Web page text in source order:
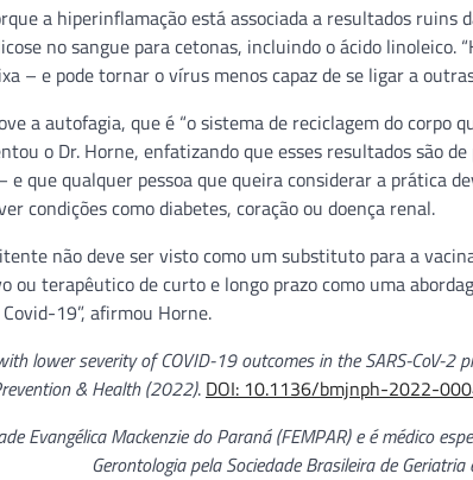
a hiperinflamação está associada a resultados ruins
no sangue para cetonas, incluindo o ácido linoleico.
– e pode tornar o vírus menos capaz de se ligar a
a autofagia, que é “o sistema de reciclagem do corpo
o Dr. Horne, enfatizando que esses resultados são de
que qualquer pessoa que queira considerar a prática
condições como diabetes, coração ou doença renal.
não deve ser visto como um substituto para a
ou terapêutico de curto e longo prazo como uma
19”, afirmou Horne.
lower severity of COVID-19 outcomes in the SARS-CoV-2
& Health(2022). DOI: 10.1136/bmjnph-2022-
Evangélica Mackenzie do Paraná (FEMPAR) e é médico
Gerontologia pela Sociedade Brasileira de Geriatria